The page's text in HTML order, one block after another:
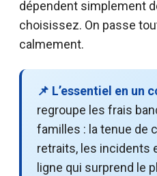
dépendent simplement
choisissez. On passe
calmement.
📌 L’essentiel en un
regroupe les frais
familles : la tenue de
retraits, les incidents
ligne qui surprend le